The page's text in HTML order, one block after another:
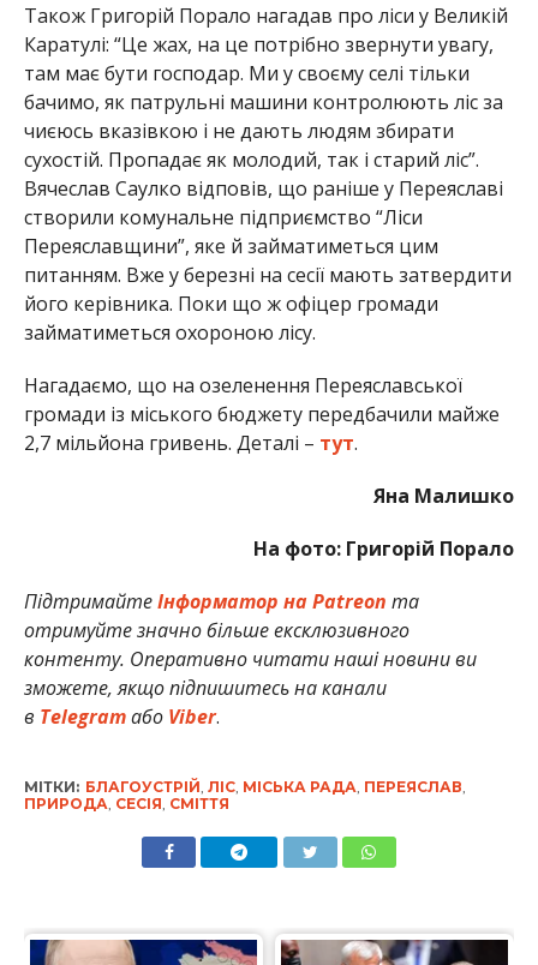
Також Григорій Порало нагадав про ліси у Великій
Каратулі: “Це жах, на це потрібно звернути увагу,
там має бути господар. Ми у своєму селі тільки
бачимо, як патрульні машини контролюють ліс за
чиєюсь вказівкою і не дають людям збирати
сухостій. Пропадає як молодий, так і старий ліс”.
Вячеслав Саулко відповів, що раніше у Переяславі
створили комунальне підприємство “Ліси
Переяславщини”, яке й займатиметься цим
питанням. Вже у березні на сесії мають затвердити
його керівника. Поки що ж офіцер громади
займатиметься охороною лісу.
Нагадаємо, що на озеленення Переяславської
громади із міського бюджету передбачили майже
2,7 мільйона гривень. Деталі – тут.
Яна Малишко
На фото: Григорій Порало
ПідтримайтеІнформатор на Patreon та
отримуйте значно більше ексклюзивного
контенту. Оперативно читати наші новини ви
зможете, якщо підпишитесь на канали
в Telegramабо Viber.
МІТКИ: БЛАГОУСТРІЙ ЛІС, МІСЬКА РАДА ПЕРЕЯСЛАВ
ПРИРОДА СЕСІЯ СМІТТЯ